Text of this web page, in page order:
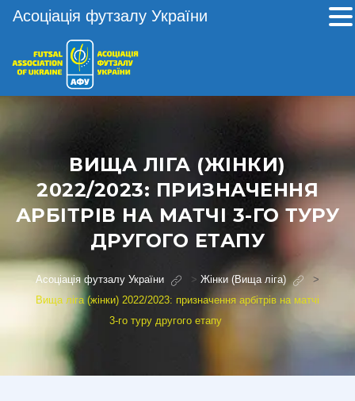
ВИЩА ЛІГА (ЖІНКИ)
2022/2023: ПРИЗНАЧЕННЯ
АРБІТРІВ НА МАТЧІ 3-ГО ТУРУ
ДРУГОГО ЕТАПУ
Асоціація футзалу України > Жінки (Вища ліга)
>
Вища ліга (жінки) 2022/2023: призначення арбітрів на матчі
3-го туру другого етапу
Асоціація футзалу України